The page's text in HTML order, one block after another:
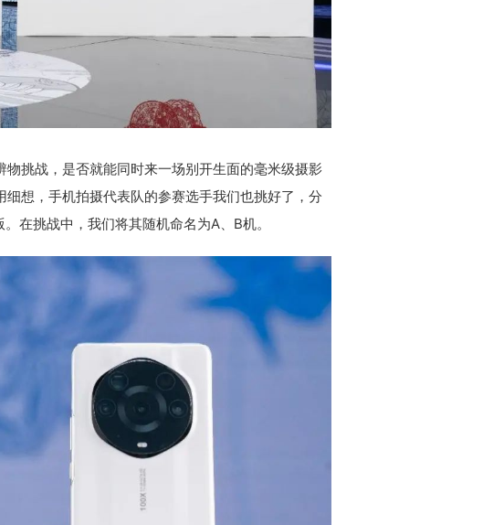
挑战，是否就能同时来一场别开生面的毫米级摄影
想，手机拍摄代表队的参赛选手我们也挑好了，分
在挑战中，我们将其随机命名为A、B机。